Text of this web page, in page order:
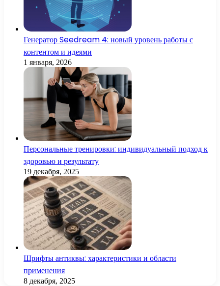
Генератор Seedream 4: новый уровень работы с
контентом и идеями
1 января, 2026
Персональные тренировки: индивидуальный подход к
здоровью и результату
19 декабря, 2025
Шрифты антиквы: характеристики и области
применения
8 декабря, 2025